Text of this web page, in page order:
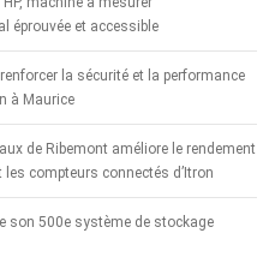
éprouvée et accessible
la sécurité et la performance
à Maurice
de Ribemont améliore le rendement
compteurs connectés d’Itron
son 500e système de stockage